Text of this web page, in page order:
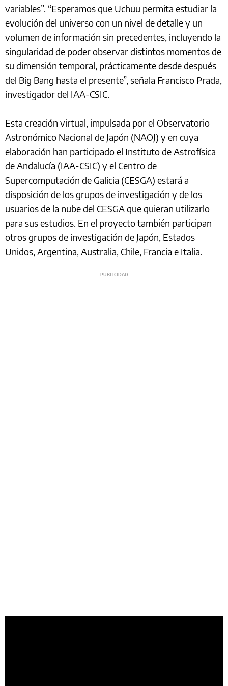
variables”. “Esperamos que Uchuu permita estudiar la
evolución del universo con un nivel de detalle y un
volumen de información sin precedentes, incluyendo la
singularidad de poder observar distintos momentos de
su dimensión temporal, prácticamente desde después
del Big Bang hasta el presente”, señala Francisco Prada,
investigador del IAA-CSIC.
Esta creación virtual, impulsada por el Observatorio
Astronómico Nacional de Japón (NAOJ) y en cuya
elaboración han participado el Instituto de Astrofísica
de Andalucía (IAA-CSIC) y el Centro de
Supercomputación de Galicia (CESGA) estará a
disposición de los grupos de investigación y de los
usuarios de la nube del CESGA que quieran utilizarlo
para sus estudios. En el proyecto también participan
otros grupos de investigación de Japón, Estados
Unidos, Argentina, Australia, Chile, Francia e Italia.